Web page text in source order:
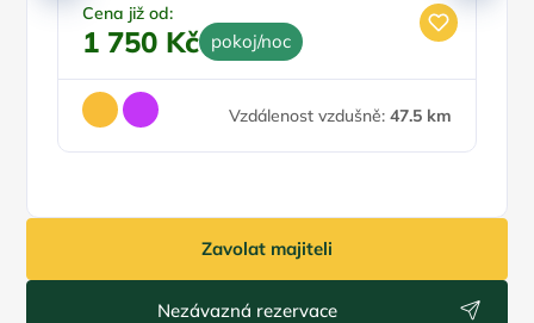
Cena již od:
1 750 Kč pokoj/noc
Vzdálenost vzdušně: 47.5 km
Zavolat majiteli
Nezávazná rezervace